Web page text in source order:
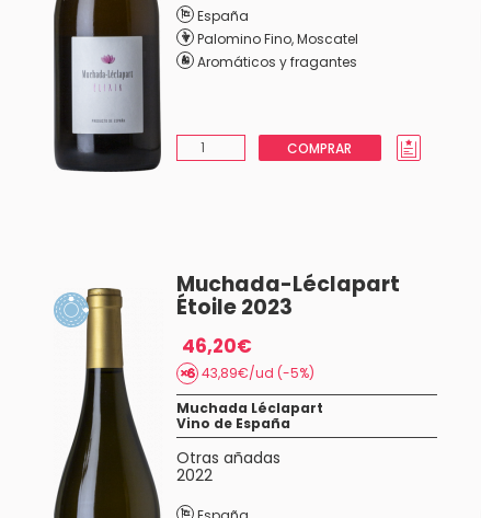
España
Palomino Fino,Moscatel
Aromáticos y fragantes
COMPRAR
Muchada-Léclapart
Étoile 2023
46,20€
43,89€/ud (-5%)
Muchada Léclapart
Vino de España
Otras añadas
2022